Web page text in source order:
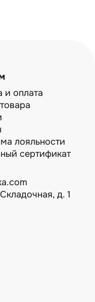
и оплата
лояльности
сертификат
д. 1